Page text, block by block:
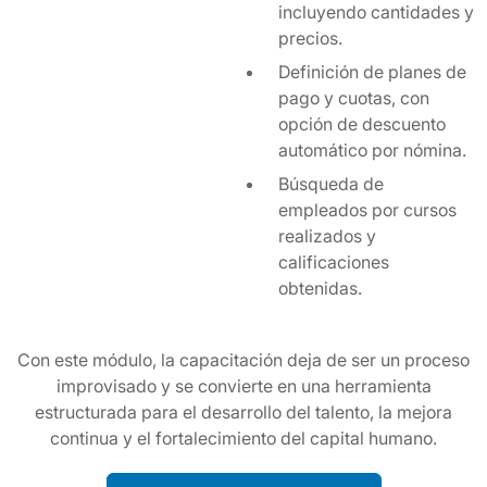
incluyendo cantidades y
precios.
Definición de planes de
pago y cuotas, con
opción de descuento
automático por nómina.
Búsqueda de
empleados por cursos
realizados y
calificaciones
obtenidas.
Con este módulo, la capacitación deja de ser un proceso
improvisado y se convierte en una herramienta
estructurada para el desarrollo del talento, la mejora
continua y el fortalecimiento del capital humano.